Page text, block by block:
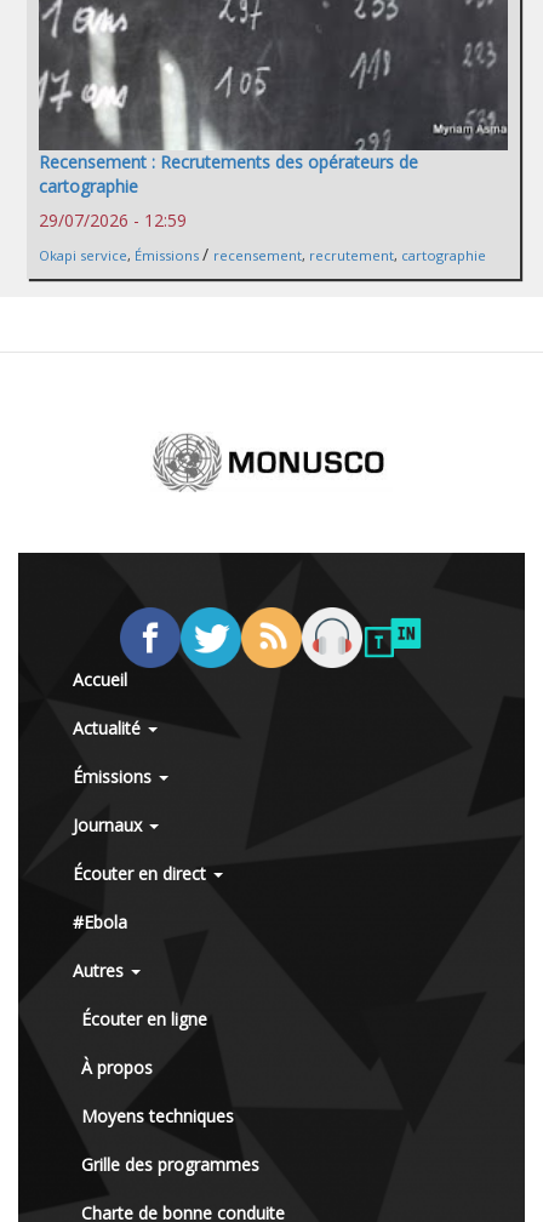
Recensement : Recrutements des opérateurs de
cartographie
29/07/2026 - 12:59
Okapi service, Émissions / recensement, recrutement, cartographie
Accueil
Actualité
Émissions
Journaux
Écouter en direct
#Ebola
Autres
Écouter en ligne
À propos
Moyens techniques
Grille des programmes
Charte de bonne conduite